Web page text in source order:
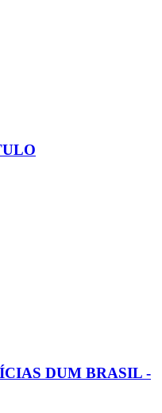
DUM BRASIL -